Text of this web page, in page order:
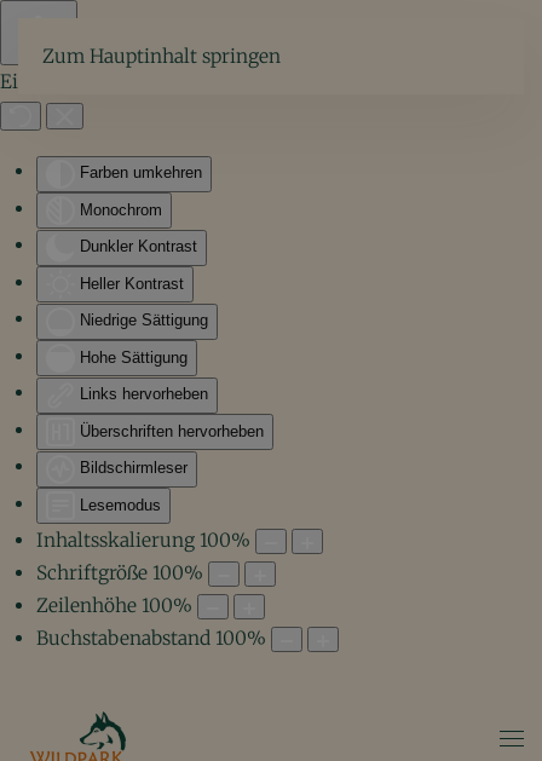
Eingabehilfen öffnen
Farben umkehren
Monochrom
Dunkler Kontrast
Heller Kontrast
Niedrige Sättigung
Hohe Sättigung
Links hervorheben
Überschriften hervorheben
Bildschirmleser
Lesemodus
Inhaltsskalierung 100%
Schriftgröße 100%
Zeilenhöhe 100%
Buchstabenabstand 100%
Zum Hauptinhalt springen